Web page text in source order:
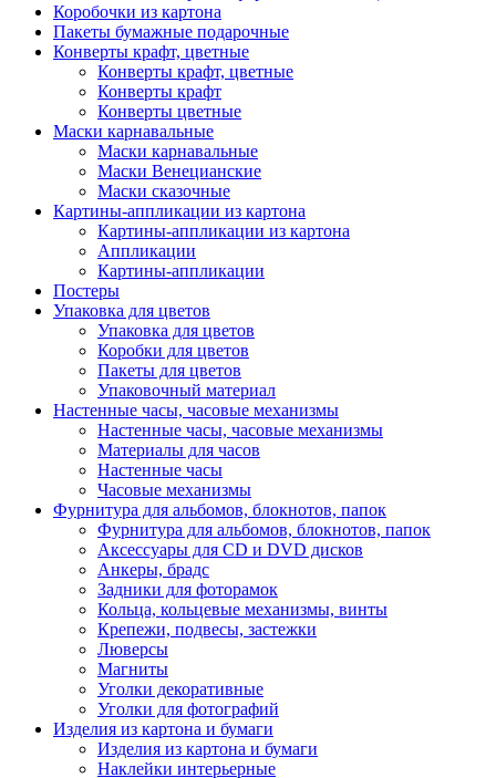
Коробочки из картона
Пакеты бумажные подарочные
Конверты крафт, цветные
Конверты крафт, цветные
Конверты крафт
Конверты цветные
Маски карнавальные
Маски карнавальные
Маски Венецианские
Маски сказочные
Картины-аппликации из картона
Картины-аппликации из картона
Аппликации
Картины-аппликации
Постеры
Упаковка для цветов
Упаковка для цветов
Коробки для цветов
Пакеты для цветов
Упаковочный материал
Настенные часы, часовые механизмы
Настенные часы, часовые механизмы
Материалы для часов
Настенные часы
Часовые механизмы
Фурнитура для альбомов, блокнотов, папок
Фурнитура для альбомов, блокнотов, папок
Аксессуары для CD и DVD дисков
Анкеры, брадс
Задники для фоторамок
Кольца, кольцевые механизмы, винты
Крепежи, подвесы, застежки
Люверсы
Магниты
Уголки декоративные
Уголки для фотографий
Изделия из картона и бумаги
Изделия из картона и бумаги
Наклейки интерьерные